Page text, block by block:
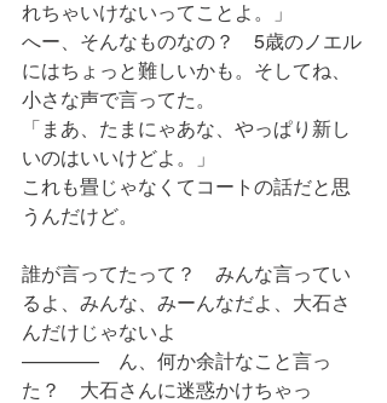
れちゃいけないってことよ。」
へー、そんなものなの？　5歳のノエル
にはちょっと難しいかも。そしてね、
小さな声で言ってた。
「まあ、たまにゃあな、やっぱり新し
いのはいいけどよ。」
これも畳じゃなくてコートの話だと思
うんだけど。
誰が言ってたって？　みんな言ってい
るよ、みんな、みーんなだよ、大石さ
んだけじゃないよ
————　ん、何か余計なこと言っ
た？　大石さんに迷惑かけちゃっ